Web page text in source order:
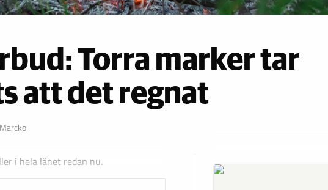
Torra marker tar
att det regnat
i hela länet redan nu.